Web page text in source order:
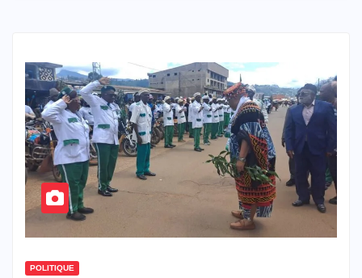
POLITIQUE